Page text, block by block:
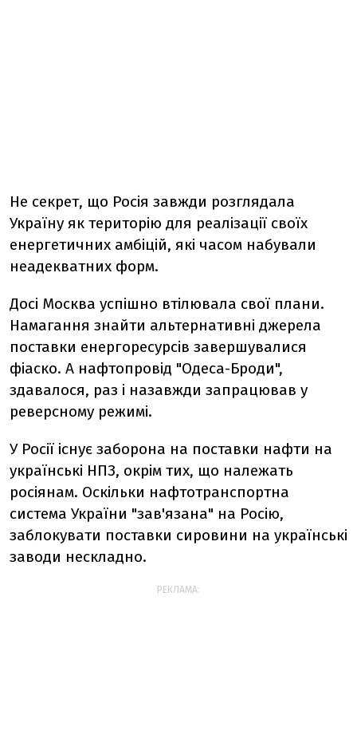
Не секрет, що Росія завжди розглядала
Україну як територію для реалізації своїх
енергетичних амбіцій, які часом набували
неадекватних форм.
Досі Москва успішно втілювала свої плани.
Намагання знайти альтернативні джерела
поставки енергоресурсів завершувалися
фіаско. А нафтопровід "Одеса-Броди",
здавалося, раз і назавжди запрацював у
реверсному режимі.
У Росії існує заборона на поставки нафти на
українські НПЗ, окрім тих, що належать
росіянам. Оскільки нафтотранспортна
система України "зав'язана" на Росію,
заблокувати поставки сировини на українські
заводи нескладно.
РЕКЛАМА: